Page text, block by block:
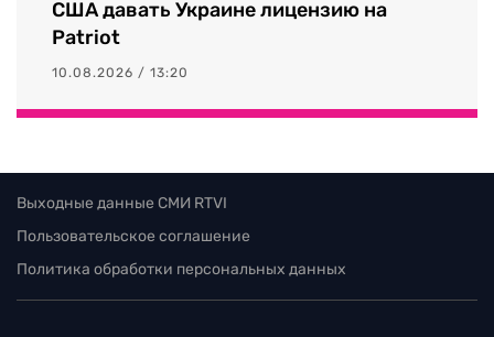
США давать Украине лицензию на
Patriot
10.08.2026 / 13:20
Выходные данные СМИ RTVI
Пользовательское соглашение
Политика обработки персональных данных